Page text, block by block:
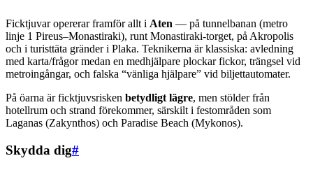
Ficktjuvar opererar framför allt i Aten — på tunnelbanan (metro
linje 1 Pireus–Monastiraki), runt Monastiraki-torget, på Akropolis
och i turisttäta gränder i Plaka. Teknikerna är klassiska: avledning
med karta/frågor medan en medhjälpare plockar fickor, trängsel vid
metroingångar, och falska “vänliga hjälpare” vid biljettautomater.
På öarna är ficktjuvsrisken betydligt lägre, men stölder från
hotellrum och strand förekommer, särskilt i festområden som
Laganas (Zakynthos) och Paradise Beach (Mykonos).
Skydda dig#